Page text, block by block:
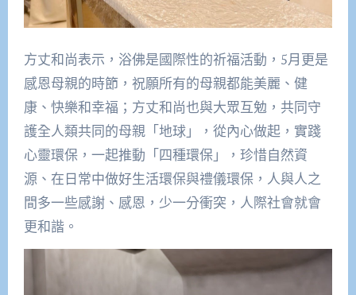
方丈和尚表示，浴佛是國際性的祈福活動，5月更是
感恩母親的時節，祝願所有的母親都能美麗、健
康、快樂和幸福；方丈和尚也與大眾互勉，共同守
護全人類共同的母親「地球」，從內心做起，實踐
心靈環保，一起推動「四種環保」，珍惜自然資
源、在日常中做好生活環保與禮儀環保，人與人之
間多一些感謝、感恩，少一分衝突，人際社會就會
更和諧。